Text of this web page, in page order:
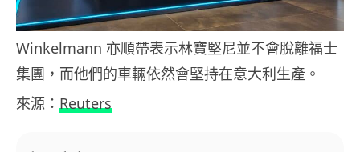
Winkelmann 亦順帶表示林寶堅尼並不會脫離福士
集團，而他們的車輛依然會堅持在意大利生產。
來源： Reuters